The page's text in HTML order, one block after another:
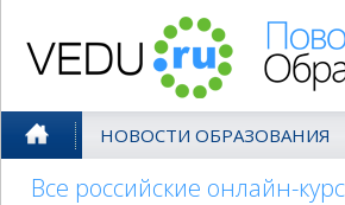
НОВОСТИ ОБРАЗОВАНИЯ
Все российские онлайн-